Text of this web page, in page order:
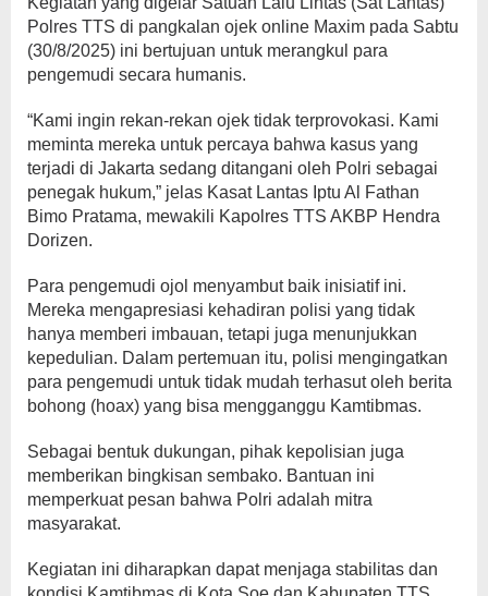
Polres TTS di pangkalan ojek online Maxim pada Sabtu
(30/8/2025) ini bertujuan untuk merangkul para
pengemudi secara humanis.
“Kami ingin rekan-rekan ojek tidak terprovokasi. Kami
meminta mereka untuk percaya bahwa kasus yang
terjadi di Jakarta sedang ditangani oleh Polri sebagai
penegak hukum,” jelas Kasat Lantas Iptu Al Fathan
Bimo Pratama, mewakili Kapolres TTS AKBP Hendra
Dorizen.
Para pengemudi ojol menyambut baik inisiatif ini.
Mereka mengapresiasi kehadiran polisi yang tidak
hanya memberi imbauan, tetapi juga menunjukkan
kepedulian. Dalam pertemuan itu, polisi mengingatkan
para pengemudi untuk tidak mudah terhasut oleh berita
bohong (hoax) yang bisa mengganggu Kamtibmas.
Sebagai bentuk dukungan, pihak kepolisian juga
memberikan bingkisan sembako. Bantuan ini
memperkuat pesan bahwa Polri adalah mitra
masyarakat.
Kegiatan ini diharapkan dapat menjaga stabilitas dan